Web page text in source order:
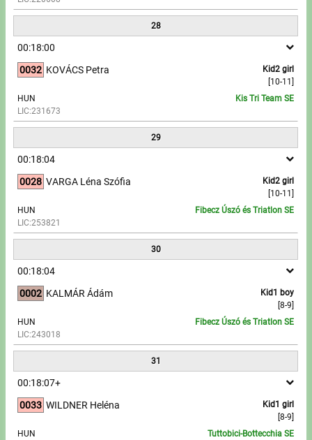
28
00:18:00
0032
Kid2 girl
[10-11]
KOVÁCS Petra
HUN
LIC:231673
Kis Tri Team SE
29
00:18:04
0028
Kid2 girl
[10-11]
VARGA Léna Szófia
HUN
LIC:253821
Fibecz Úszó és Triatlon SE
30
00:18:04
0002
Kid1 boy
[8-9]
KALMÁR Ádám
HUN
LIC:243018
Fibecz Úszó és Triatlon SE
31
00:18:07+
0033
Kid1 girl
[8-9]
WILDNER Heléna
HUN
Tuttobici-Bottecchia SE